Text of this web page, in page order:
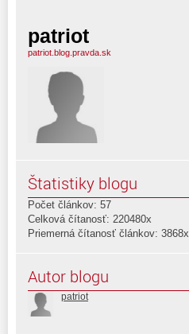
patriot
patriot.blog.pravda.sk
Štatistiky blogu
Počet článkov: 57
Celková čítanosť: 220480x
Priemerná čítanosť článkov: 3868x
Autor blogu
patriot